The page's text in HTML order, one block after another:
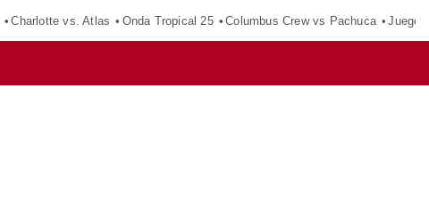
Charlotte vs. Atlas Onda Tropical 25 Columbus Crew vs Pachuca